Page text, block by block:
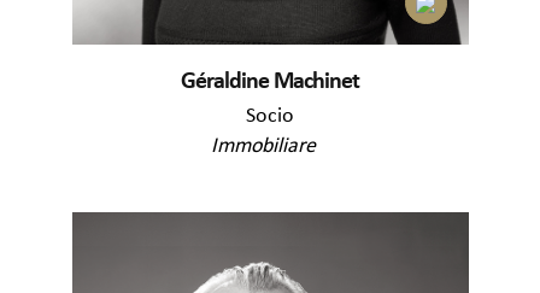
Géraldine Machinet
Socio
Immobiliare